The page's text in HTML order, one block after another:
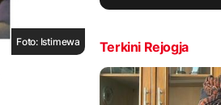
Foto: Istimewa Terkini Rejogja